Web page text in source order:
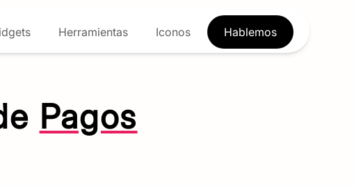
Herramientas Iconos Hablemos
Pagos